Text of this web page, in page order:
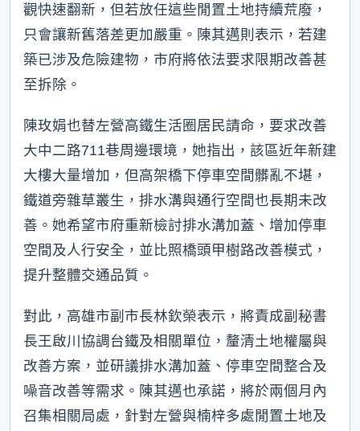
觀快速翻新，但若放任這些閒置土地持續荒廢，
只會讓新舊落差更加嚴重。陳其邁則表示，若建
築已涉及危險建物，市府將依法要求限期改善甚
至拆除。
陳玫娟也替左營高鐵生活圈居民請命，要求改善
大中二路711巷周邊環境，她指出，該區近年新建
大樓大量增加，但高架橋下停車空間髒亂不堪，
鐵道旁雜草叢生，排水溝與通行空間也長期未改
善。她希望市府重新檢討排水溝加蓋、增加停車
空間及人行安全，並比照橋頭甲樹路改善模式，
提升整體交通品質。
對此，高雄市副市長林欽榮表示，將責成副秘書
長王啟川協調台鐵及相關單位，釐清土地權屬與
改善方案，並研議排水溝加蓋、停車空間整合及
噪音改善等需求。陳其邁也承諾，將於兩個月內
召集相關局處，針對左營與楠梓多處閒置土地及